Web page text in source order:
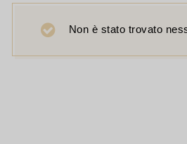
Non è stato trovato